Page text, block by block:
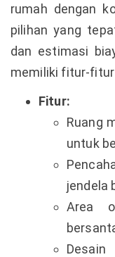
rumah dengan
pilihan yang
dan estimasi
memiliki fitur-fitur
Fitur:
Ruang
untuk
jendela
Area